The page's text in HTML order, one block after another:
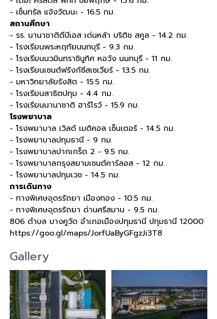
- เซ็นทรัล แจ้งวัฒนะ - 16.5 กม.
สถานศึกษา
- รร. นานาชาติดีบีเอส เด่นหล้า บริติช สคูล - 14.2 กม.
- โรงเรียนพระหฤทัยนนทบุรี - 9.3 กม.
- โรงเรียนนวมินทราชินูทิศ หอวัง นนทบุรี - 11 กม.
- โรงเรียนเซนต์ฟรังก์ซีสเซเวียร์ - 13.5 กม.
- มหาวิทยาลัยรังสิต - 15.5 กม.
- โรงเรียนสาธิตปทุม - 4.4 กม.
- โรงเรียนนานาชาติ ฮาร์โรว์ - 15.9 กม.
โรงพยาบาล
- โรงพยาบาล เวิลด์ เมดิคอล เซ็นเตอร์ - 14.5 กม.
- โรงพยาบาลปทุมธานี - 9 กม.
- โรงพยาบาลปากเกร็ด 2 - 9.5 กม.
- โรงพยาบาลกรุงสยามเซนต์คาร์ลอส - 12 กม.
- โรงพยาบาลปทุมเวช - 14.5 กม.
การเดินทาง
- ทางพิเศษอุดรรัถยา เมืองทอง - 10.5 กม.
- ทางพิเศษอุดรรัถยา ด่านศรีสมาน - 9.5 กม.
806 ตำบล บางคูวัด อำเภอเมืองปทุมธานี ปทุมธานี 12000
https://goo.gl/maps/JorfUaByGFgzJi3T8
Gallery